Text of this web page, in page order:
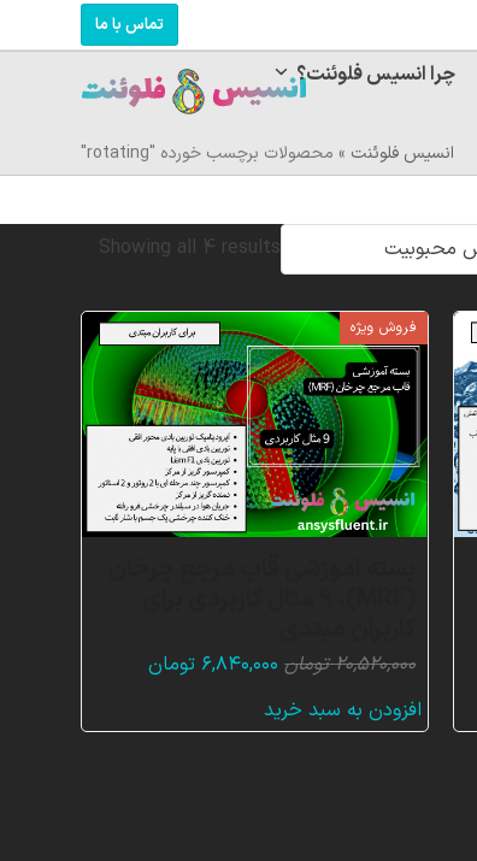
تماس با ما
چرا انسیس فلوئنت؟
انسیس فلوئنت » محصولات برچسب خورده "rotating"
Showing all 4 results
Sorted
popularity
فروش ویژه
۲۰,۵۲۰,۰۰۰ تومان قیمت
۶,۸۴۰,۰۰۰ تومانقیمت
افزودن به سبد خرید